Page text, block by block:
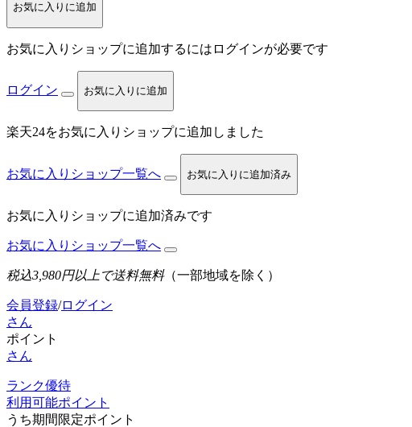
お気に入りに追加
お気に入りショップに追加するにはログインが必要です
ログイン お気に入りに追加
楽天24をお気に入りショップに追加しました
お気に入りショップ一覧へ お気に入りに追加済み
お気に入りショップに追加済みです
お気に入りショップ一覧へ
税込3,980円以上で送料無料（一部地域を除く）
会員登録/ログイン
さん
ポイント
さん
ランク優待
利用可能ポイント
うち期間限定ポイント